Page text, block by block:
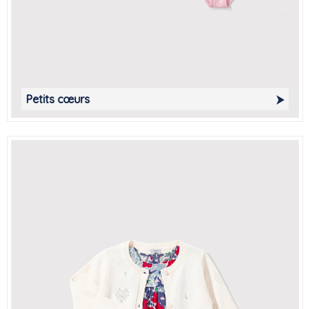
Petits cœurs